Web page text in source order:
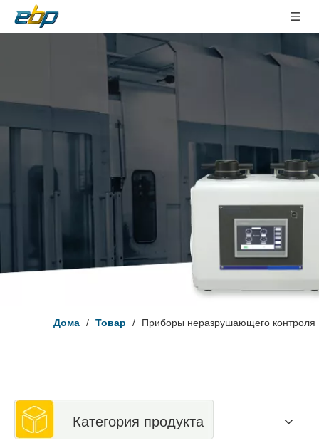
Дома / Товар / Приборы неразрушающего контроля
Категория продукта